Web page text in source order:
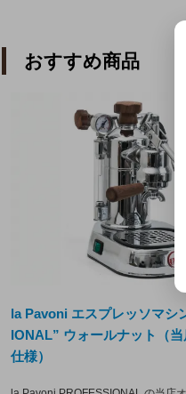
おすすめ商品
la Pavoni エスプレッソマシ
IONAL” ウォールナット（
仕様）